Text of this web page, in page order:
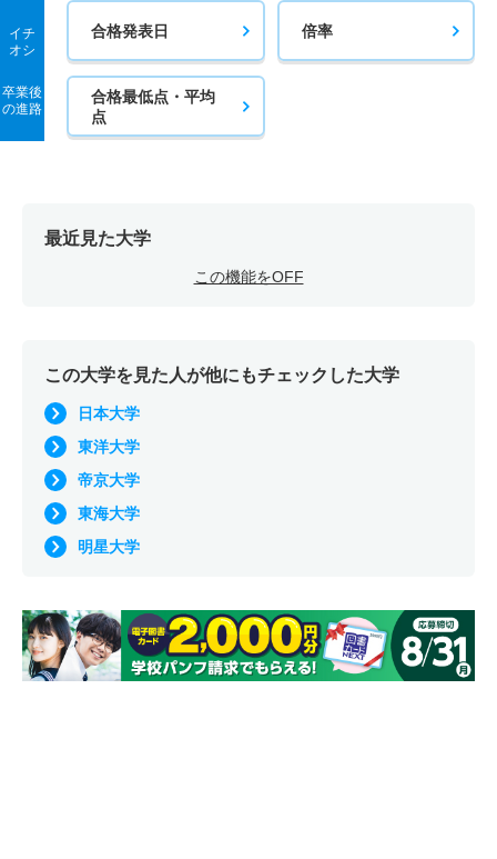
イチ
オシ
卒業後
の進路
合格発表日 倍率
合格最低点・平均
点
最近見た大学
この機能をOFF
この大学を見た人が他にもチェックした大学
日本大学
東洋大学
帝京大学
東海大学
明星大学